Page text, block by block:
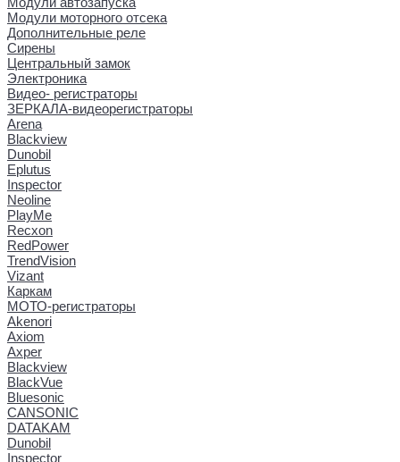
Модули моторного отсека
Дополнительные реле
Сирены
Центральный замок
Электроника
Видео- регистраторы
ЗЕРКАЛА-видеорегистраторы
Arena
Blackview
Dunobil
Eplutus
Inspector
Neoline
PlayMe
Recxon
RedPower
TrendVision
Vizant
Каркам
МОТО-регистраторы
Akenori
Axiom
Axper
Blackview
BlackVue
Bluesonic
CANSONIC
DATAKAM
Dunobil
Inspector